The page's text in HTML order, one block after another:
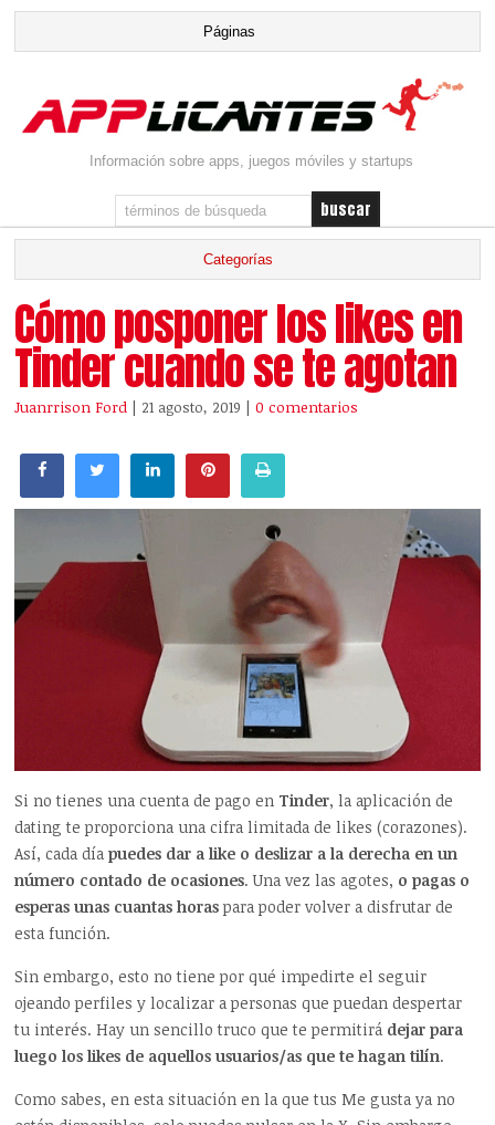
Información sobre apps, juegos móviles y startups
Cómo posponer los likes en
Tinder cuando se te agotan
Juanrrison Ford | 21 agosto, 2019 |0 comentarios
Si no tienes una cuenta de pago en Tinder, la aplicación de
dating te proporciona una cifra limitada de likes (corazones).
Así, cada díapuedes dar a like o deslizar a la derecha en un
número contado de ocasiones. Una vez las agotes, o pagas o
esperas unas cuantas horaspara poder volver a disfrutar de
esta función.
Sin embargo, esto no tiene por qué impedirte el seguir
ojeando perfiles y localizar a personas que puedan despertar
tu interés. Hay un sencillo truco que te permitirá dejar para
luego los likes de aquellos usuarios/as que te hagan tilín.
Como sabes, en esta situación en la que tus Me gusta ya no